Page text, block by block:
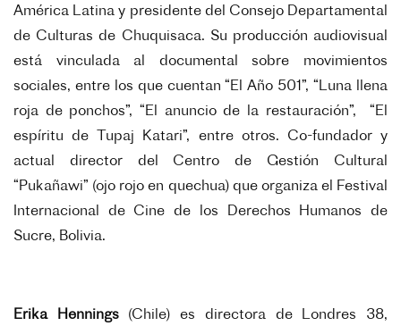
América Latina y presidente del Consejo Departamental
de Culturas de Chuquisaca. Su producción audiovisual
está vinculada al documental sobre movimientos
sociales, entre los que cuentan “El Año 501”, “Luna llena
roja de ponchos”, “El anuncio de la restauración”, “El
espíritu de Tupaj Katari”, entre otros. Co-fundador y
actual director del Centro de Gestión Cultural
“Pukañawi” (ojo rojo en quechua) que organiza el Festival
Internacional de Cine de los Derechos Humanos de
Sucre, Bolivia.
Erika Hennings(Chile) es directora de Londres 38,